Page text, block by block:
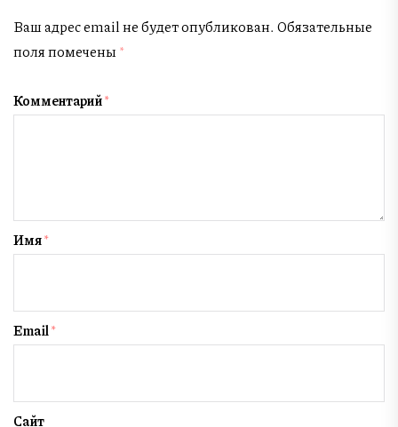
Ваш адрес email не будет опубликован. Обязательные
поля помечены *
Комментарий*
Имя*
Email*
Сайт